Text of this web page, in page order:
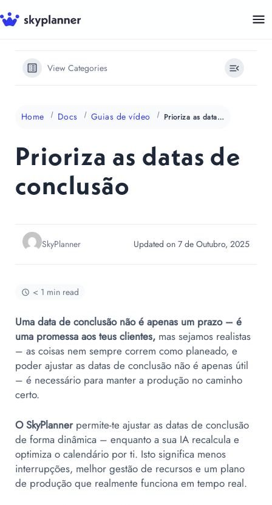
Saltar
para
conteúdoView Categories
Home Docs Guias de vídeo Prioriza as datas de conclusão
Prioriza as datas de
conclusão
SkyPlanner Updated on 7 de Outubro, 2025
< 1 min read
Uma data de conclusão não é apenas um prazo – é
uma promessa aos teus clientes, mas sejamos realistas
– as coisas nem sempre correm como planeado, e
poder ajustar as datas de conclusão não é apenas útil
– é necessário para manter a produção no caminho
certo.
O SkyPlannerpermite-te ajustar as datas de conclusão
de forma dinâmica – enquanto a sua IA recalcula e
optimiza o calendário por ti. Isto significa menos
interrupções, melhor gestão de recursos e um plano
de produção que realmente funciona em tempo real.